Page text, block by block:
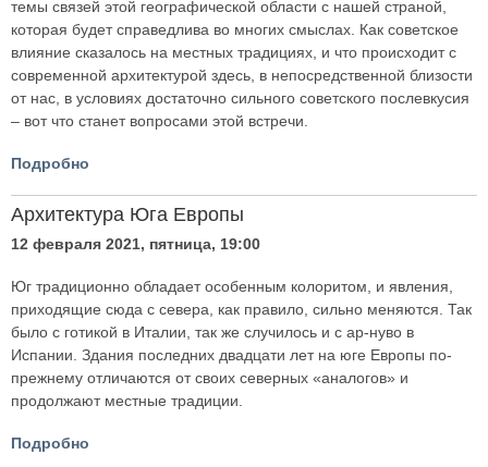
темы связей этой географической области с нашей страной,
которая будет справедлива во многих смыслах. Как советское
влияние сказалось на местных традициях, и что происходит с
современной архитектурой здесь, в непосредственной близости
от нас, в условиях достаточно сильного советского послевкусия
– вот что станет вопросами этой встречи.
Подробно
Архитектура Юга Европы
12 февраля 2021, пятница, 19:00
Юг традиционно обладает особенным колоритом, и явления,
приходящие сюда с севера, как правило, сильно меняются. Так
было с готикой в Италии, так же случилось и с ар-нуво в
Испании. Здания последних двадцати лет на юге Европы по-
прежнему отличаются от своих северных «аналогов» и
продолжают местные традиции.
Подробно